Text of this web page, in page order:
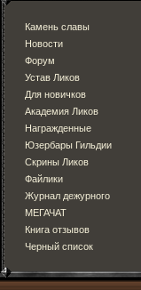
Камень славы
Новости
Форум
Устав Ликов
Для новичков
Академия Ликов
Награжденные
Юзербары Гильдии
Скрины Ликов
Файлики
Журнал дежурного
МЕГАЧАТ
Книга отзывов
Черный список